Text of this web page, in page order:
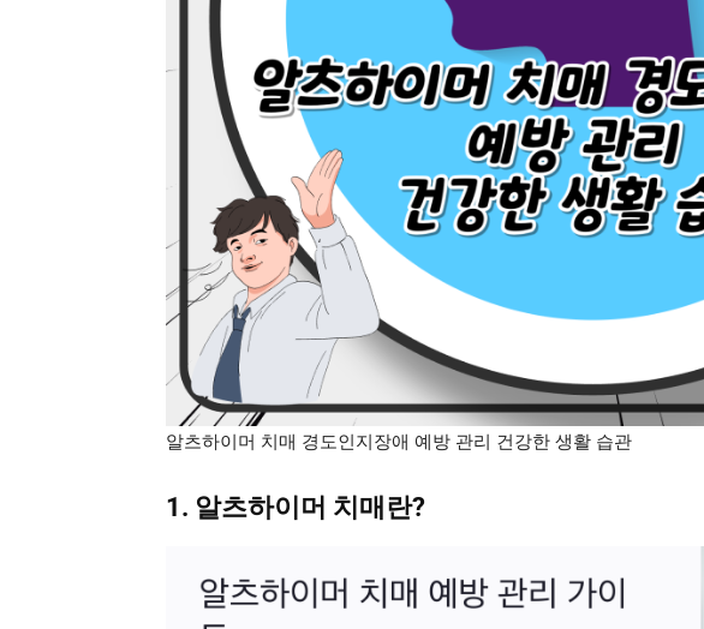
알츠하이머 치매 경도인지장애 예방 관리 건강한 생활 습관
1. 알츠하이머 치매란?